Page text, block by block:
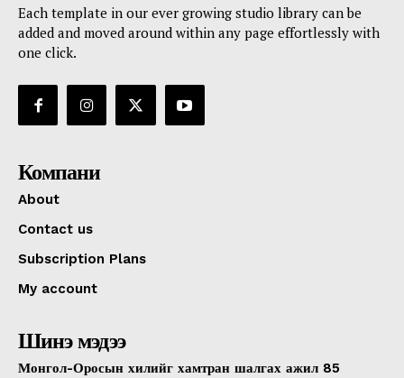
Each template in our ever growing studio library can be
added and moved around within any page effortlessly with
one click.
Компани
About
Contact us
Subscription Plans
My account
Шинэ мэдээ
Монгол-Оросын хилийг хамтран шалгах ажил 85